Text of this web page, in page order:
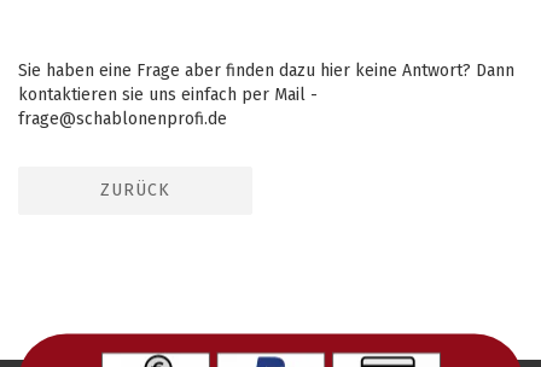
Sie haben eine Frage aber finden dazu hier keine Antwort? Dann
kontaktieren sie uns einfach per Mail -
frage@schablonenprofi.de
ZURÜCK